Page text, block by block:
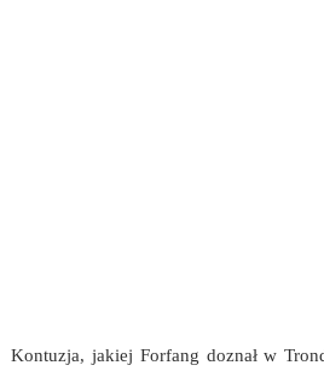
Kontuzja, jakiej Forfang doznał w